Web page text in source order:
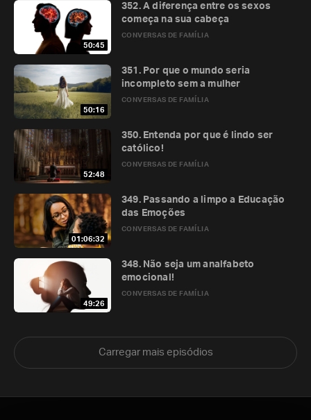
50:45
CONVERSAS DE FAMÍLIA
352. A diferença entre os sexos
começa na sua cabeça
50:16
CONVERSAS DE FAMÍLIA
351. Por que o mundo seria
incompleto sem a mulher
52:48
CONVERSAS DE FAMÍLIA
350. Entenda por que é lindo ser
católico!
01:06:32
CONVERSAS DE FAMÍLIA
349. Passando a limpo a Educação
das Emoções
49:26
CONVERSAS DE FAMÍLIA
348. Não seja um analfabeto
emocional!
Carregar mais episódios